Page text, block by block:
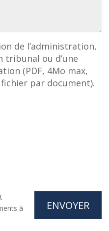
de l’administration,
tribunal ou d’une
(PDF, 4Mo max,
par document).
à